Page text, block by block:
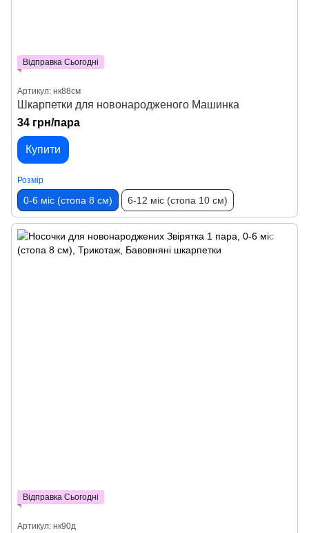
Відправка Сьогодні
Артикул: нк88см
Шкарпетки для новонародженого Машинка
34 грн/пара
Купити
Розмір
0-6 міс (стопа 8 см) 6-12 міс (стопа 10 см)
Відправка Сьогодні
Артикул: нк90д